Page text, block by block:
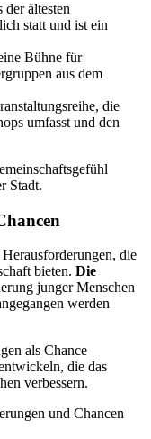
der ältesten
statt und ist ein
Bühne für
aus dem
die
umfasst und den
Stadt.
die
bieten. Die
junger Menschen
werden
als Chance
die das
verbessern.
und Chancen